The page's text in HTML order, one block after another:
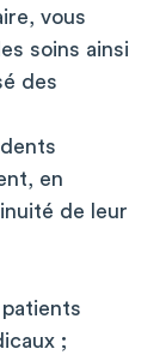
vous
soins ainsi
des
en
de leur
;